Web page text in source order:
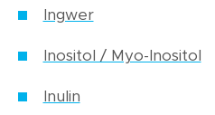
Ingwer
Inositol / Myo-Inositol
Inulin